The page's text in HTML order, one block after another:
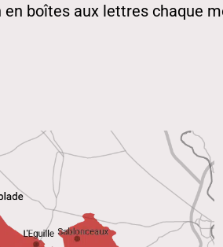
boîtes aux lettres chaque